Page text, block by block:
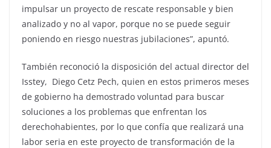
impulsar un proyecto de rescate responsable y bien
analizado y no al vapor, porque no se puede seguir
poniendo en riesgo nuestras jubilaciones”, apuntó.
También reconoció la disposición del actual director del
Isstey, Diego Cetz Pech, quien en estos primeros meses
de gobierno ha demostrado voluntad para buscar
soluciones a los problemas que enfrentan los
derechohabientes, por lo que confía que realizará una
labor seria en este proyecto de transformación de la